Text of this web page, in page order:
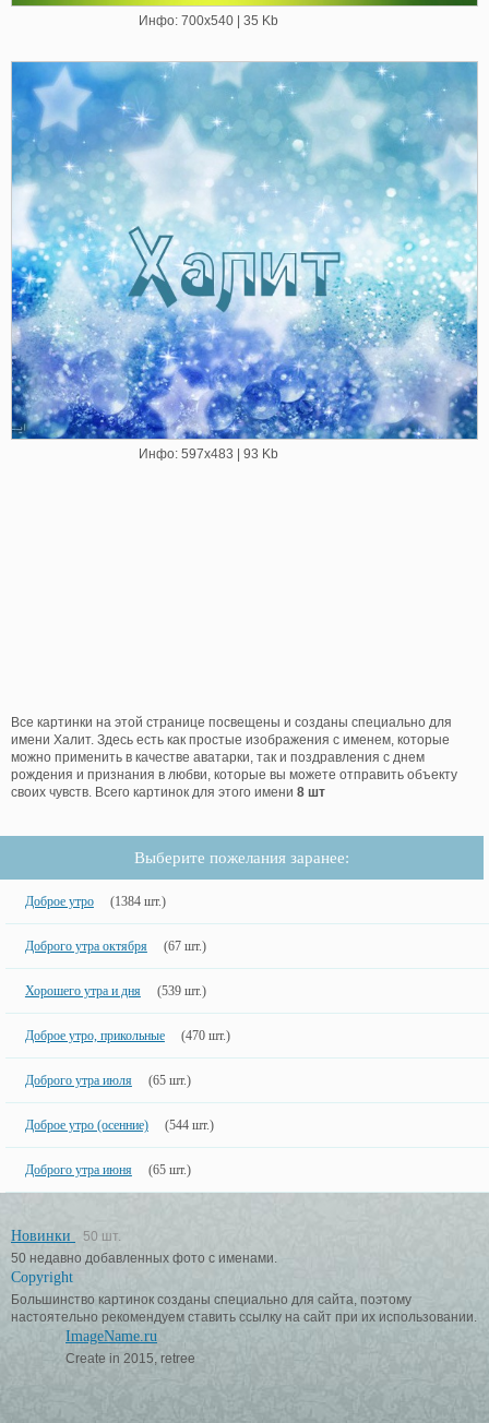
Инфо: 700х540 | 35 Kb
Инфо: 597х483 | 93 Kb
Все картинки на этой странице посвещены и созданы специально для
имени Халит. Здесь есть как простые изображения с именем, которые
можно применить в качестве аватарки, так и поздравления с днем
рождения и признания в любви, которые вы можете отправить объекту
своих чувств. Всего картинок для этого имени 8 шт
Выберите пожелания заранее:
Доброе утро (1384 шт.)
Доброго утра октября (67 шт.)
Хорошего утра и дня (539 шт.)
Доброе утро, прикольные (470 шт.)
Доброго утра июля (65 шт.)
Доброе утро (осенние) (544 шт.)
Доброго утра июня (65 шт.)
Новинки
50 шт.
50 недавно добавленных фото с именами.
Copyright
Большинство картинок созданы специально для сайта, поэтому
настоятельно рекомендуем ставить ссылку на сайт при их использовании.
ImageName.ru
Create in 2015, retree